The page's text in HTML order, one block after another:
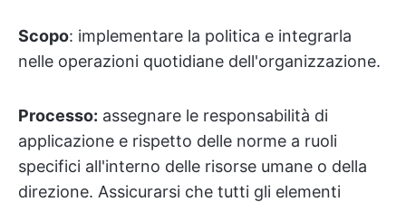
Scopo: implementare la politica e integrarla
nelle operazioni quotidiane dell'organizzazione.
Processo: assegnare le responsabilità di
applicazione e rispetto delle norme a ruoli
specifici all'interno delle risorse umane o della
direzione. Assicurarsi che tutti gli elementi